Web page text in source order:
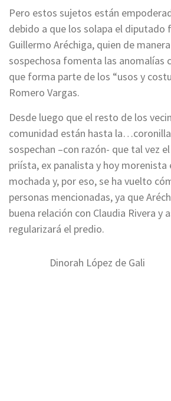
Pero estos sujetos están
debido a que los solapa el diputado
Guillermo Aréchiga, quien de
sospechosa fomenta las anomalías
que forma parte de los “usos y
Romero Vargas.
Desde luego que el resto de los
comunidad están hasta
sospechan –con razón- que tal vez
priísta, ex panalista y hoy morenista
mochada y, por eso, se ha vuelto
personas mencionadas, ya que
buena relación con Claudia Rivera y
regularizará el predio.
Dinorah López de Gali